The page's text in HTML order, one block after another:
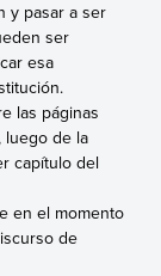
y pasar a ser
ser
esa
las páginas
luego de la
capítulo del
en el momento
de